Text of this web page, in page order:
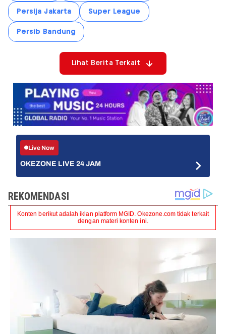
Persija Jakarta Super League
Persib Bandung
Lihat Berita Terkait
Live Now
OKEZONE LIVE 24 JAM